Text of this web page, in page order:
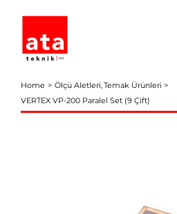
content
Home Ölçü Aletleri Temak Ürünleri
VERTEX VP-200 Paralel Set (9 Çift)